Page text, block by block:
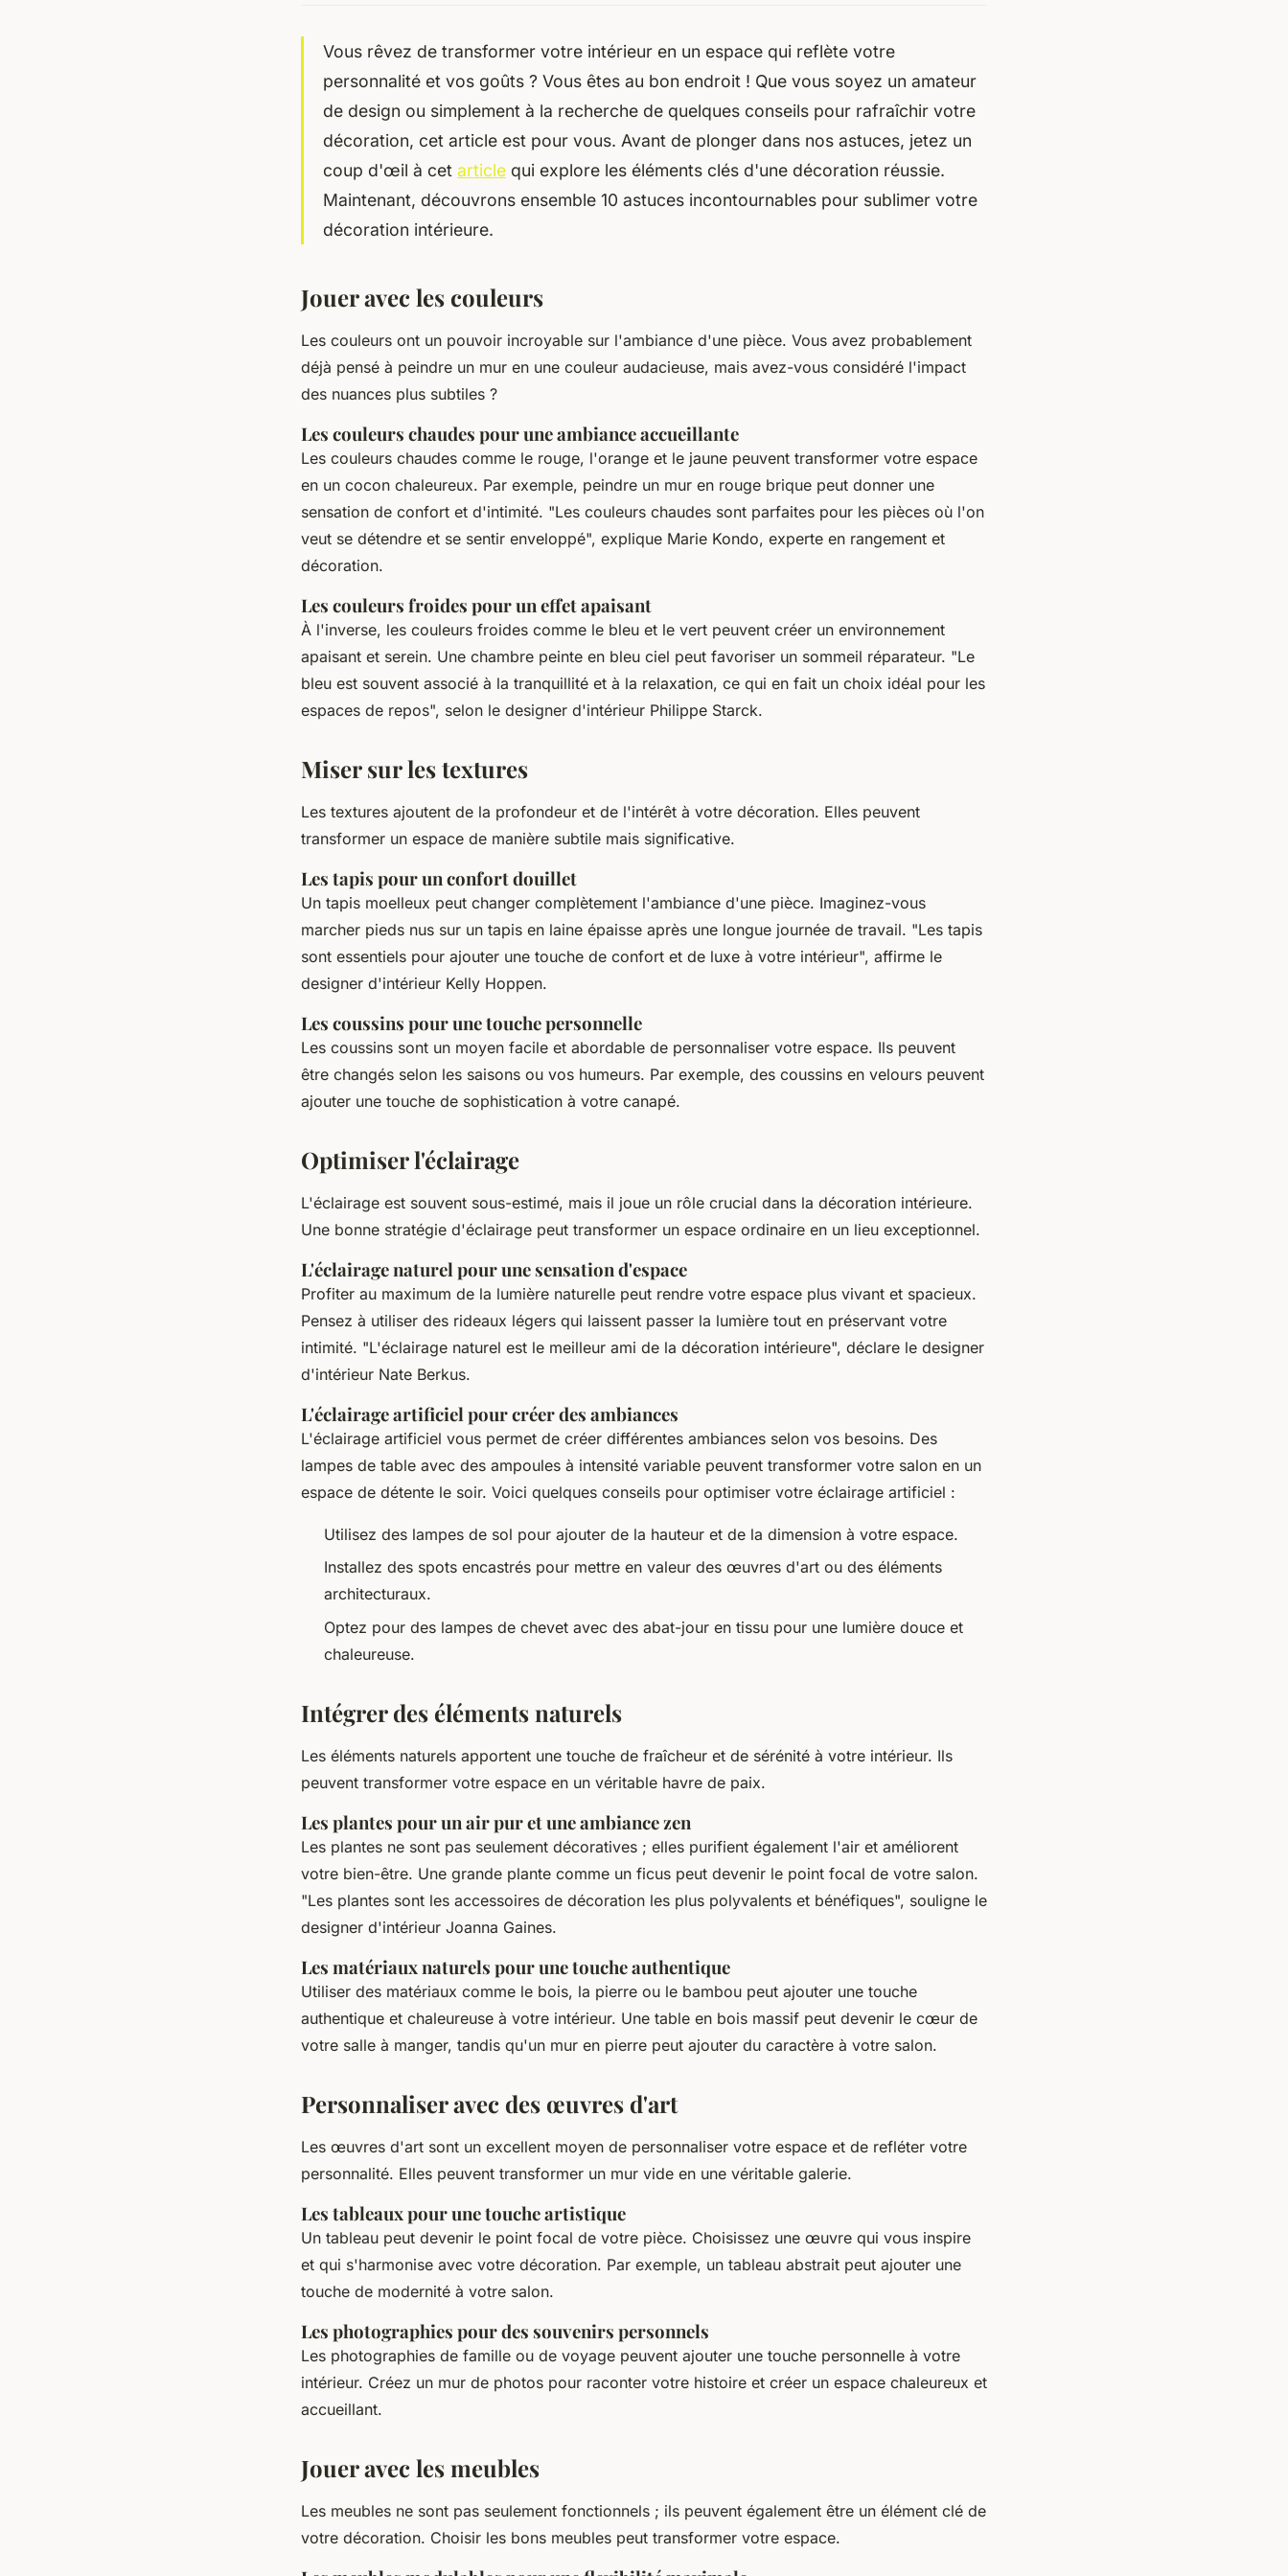
Vous rêvez de transformer votre intérieur en un espace qui reflète votre
personnalité et vos goûts ? Vous êtes au bon endroit ! Que vous soyez un amateur
de design ou simplement à la recherche de quelques conseils pour rafraîchir votre
décoration, cet article est pour vous. Avant de plonger dans nos astuces, jetez un
coup d'œil à cet article qui explore les éléments clés d'une décoration réussie.
Maintenant, découvrons ensemble 10 astuces incontournables pour sublimer votre
décoration intérieure.
Jouer avec les couleurs
Les couleurs ont un pouvoir incroyable sur l'ambiance d'une pièce. Vous avez probablement
déjà pensé à peindre un mur en une couleur audacieuse, mais avez-vous considéré l'impact
des nuances plus subtiles ?
Les couleurs chaudes pour une ambiance accueillante
Les couleurs chaudes comme le rouge, l'orange et le jaune peuvent transformer votre espace
en un cocon chaleureux. Par exemple, peindre un mur en rouge brique peut donner une
sensation de confort et d'intimité. "Les couleurs chaudes sont parfaites pour les pièces où l'on
veut se détendre et se sentir enveloppé", explique Marie Kondo, experte en rangement et
décoration.
Les couleurs froides pour un effet apaisant
À l'inverse, les couleurs froides comme le bleu et le vert peuvent créer un environnement
apaisant et serein. Une chambre peinte en bleu ciel peut favoriser un sommeil réparateur. "Le
bleu est souvent associé à la tranquillité et à la relaxation, ce qui en fait un choix idéal pour les
espaces de repos", selon le designer d'intérieur Philippe Starck.
Miser sur les textures
Les textures ajoutent de la profondeur et de l'intérêt à votre décoration. Elles peuvent
transformer un espace de manière subtile mais significative.
Les tapis pour un confort douillet
Un tapis moelleux peut changer complètement l'ambiance d'une pièce. Imaginez-vous
marcher pieds nus sur un tapis en laine épaisse après une longue journée de travail. "Les tapis
sont essentiels pour ajouter une touche de confort et de luxe à votre intérieur", affirme le
designer d'intérieur Kelly Hoppen.
Les coussins pour une touche personnelle
Les coussins sont un moyen facile et abordable de personnaliser votre espace. Ils peuvent
être changés selon les saisons ou vos humeurs. Par exemple, des coussins en velours peuvent
ajouter une touche de sophistication à votre canapé.
Optimiser l'éclairage
L'éclairage est souvent sous-estimé, mais il joue un rôle crucial dans la décoration intérieure.
Une bonne stratégie d'éclairage peut transformer un espace ordinaire en un lieu exceptionnel.
L'éclairage naturel pour une sensation d'espace
Profiter au maximum de la lumière naturelle peut rendre votre espace plus vivant et spacieux.
Pensez à utiliser des rideaux légers qui laissent passer la lumière tout en préservant votre
intimité. "L'éclairage naturel est le meilleur ami de la décoration intérieure", déclare le designer
d'intérieur Nate Berkus.
L'éclairage artificiel pour créer des ambiances
L'éclairage artificiel vous permet de créer différentes ambiances selon vos besoins. Des
lampes de table avec des ampoules à intensité variable peuvent transformer votre salon en un
espace de détente le soir. Voici quelques conseils pour optimiser votre éclairage artificiel :
Utilisez des lampes de sol pour ajouter de la hauteur et de la dimension à votre espace.
Installez des spots encastrés pour mettre en valeur des œuvres d'art ou des éléments
architecturaux.
Optez pour des lampes de chevet avec des abat-jour en tissu pour une lumière douce et
chaleureuse.
Intégrer des éléments naturels
Les éléments naturels apportent une touche de fraîcheur et de sérénité à votre intérieur. Ils
peuvent transformer votre espace en un véritable havre de paix.
Les plantes pour un air pur et une ambiance zen
Les plantes ne sont pas seulement décoratives ; elles purifient également l'air et améliorent
votre bien-être. Une grande plante comme un ficus peut devenir le point focal de votre salon.
"Les plantes sont les accessoires de décoration les plus polyvalents et bénéfiques", souligne le
designer d'intérieur Joanna Gaines.
Les matériaux naturels pour une touche authentique
Utiliser des matériaux comme le bois, la pierre ou le bambou peut ajouter une touche
authentique et chaleureuse à votre intérieur. Une table en bois massif peut devenir le cœur de
votre salle à manger, tandis qu'un mur en pierre peut ajouter du caractère à votre salon.
Personnaliser avec des œuvres d'art
Les œuvres d'art sont un excellent moyen de personnaliser votre espace et de refléter votre
personnalité. Elles peuvent transformer un mur vide en une véritable galerie.
Les tableaux pour une touche artistique
Un tableau peut devenir le point focal de votre pièce. Choisissez une œuvre qui vous inspire
et qui s'harmonise avec votre décoration. Par exemple, un tableau abstrait peut ajouter une
touche de modernité à votre salon.
Les photographies pour des souvenirs personnels
Les photographies de famille ou de voyage peuvent ajouter une touche personnelle à votre
intérieur. Créez un mur de photos pour raconter votre histoire et créer un espace chaleureux et
accueillant.
Jouer avec les meubles
Les meubles ne sont pas seulement fonctionnels ; ils peuvent également être un élément clé de
votre décoration. Choisir les bons meubles peut transformer votre espace.